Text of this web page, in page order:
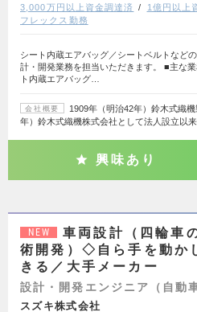
3,000万円以上資金調達済
1億円以上
フレックス勤務
シート内蔵エアバッグ／シートベルトなど
計・開発業務を担当いただきます。 ■主な
ト内蔵エアバッグ…
会社概要
1909年（明治42年）鈴木式織
年）鈴木式織機株式会社として法人設立以
興味あり
NEW
車両設計（四輪車
術開発）◇自ら手を動か
きる／大手メーカー
設計・開発エンジニア（自動
スズキ株式会社